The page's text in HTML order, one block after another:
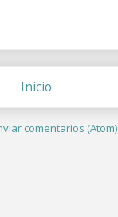
Inicio
comentarios (Atom)